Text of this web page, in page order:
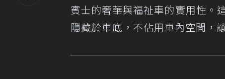
賓士的奢華與福祉車的實用性。
隱藏於車底，不佔用車內空間，